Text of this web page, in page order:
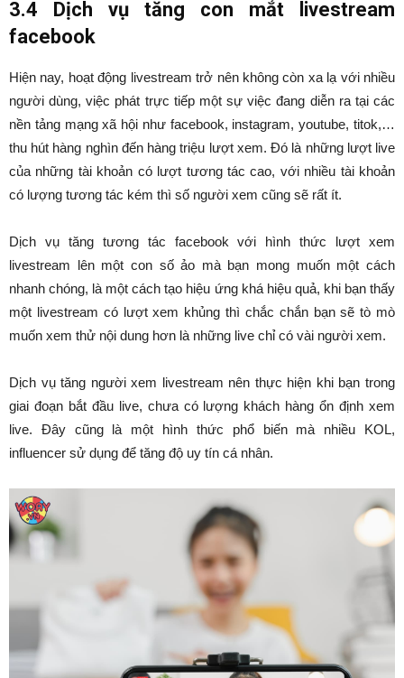
3.4 Dịch vụ tăng con mắt livestream
facebook
Hiện nay, hoạt động livestream trở nên không còn xa lạ với nhiều
người dùng, việc phát trực tiếp một sự việc đang diễn ra tại các
nền tảng mạng xã hội như facebook, instagram, youtube, titok,…
thu hút hàng nghìn đến hàng triệu lượt xem. Đó là những lượt live
của những tài khoản có lượt tương tác cao, với nhiều tài khoản
có lượng tương tác kém thì số người xem cũng sẽ rất ít.
Dịch vụ tăng tương tác facebook với hình thức lượt xem
livestream lên một con số ảo mà bạn mong muốn một cách
nhanh chóng, là một cách tạo hiệu ứng khá hiệu quả, khi bạn thấy
một livestream có lượt xem khủng thì chắc chắn bạn sẽ tò mò
muốn xem thử nội dung hơn là những live chỉ có vài người xem.
Dịch vụ tăng người xem livestream nên thực hiện khi bạn trong
giai đoạn bắt đầu live, chưa có lượng khách hàng ổn định xem
live. Đây cũng là một hình thức phổ biến mà nhiều KOL,
influencer sử dụng để tăng độ uy tín cá nhân.